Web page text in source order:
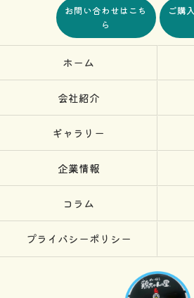
お問い合わせはこち
ら
ご購
ホーム
会社紹介
ギャラリー
企業情報
コラム
プライバシーポリシー